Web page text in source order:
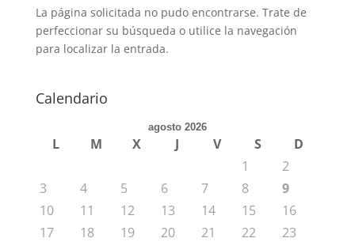
La página solicitada no pudo encontrarse. Trate de
perfeccionar su búsqueda o utilice la navegación
para localizar la entrada.
Calendario
agosto 2026
L M X J V S
D
1
2
3
4 5 6 7 8
9
10
11 12 13 14 15
16
17
18 19 20 21 22
23